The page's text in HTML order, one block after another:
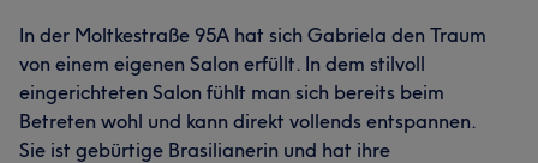
In der Moltkestraße 95A hat sich Gabriela den Traum
von einem eigenen Salon erfüllt. In dem stilvoll
eingerichteten Salon fühlt man sich bereits beim
Betreten wohl und kann direkt vollends entspannen.
Sie ist gebürtige Brasilianerin und hat ihre